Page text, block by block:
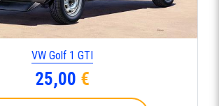
VW Golf 1 GTI
25,00 €